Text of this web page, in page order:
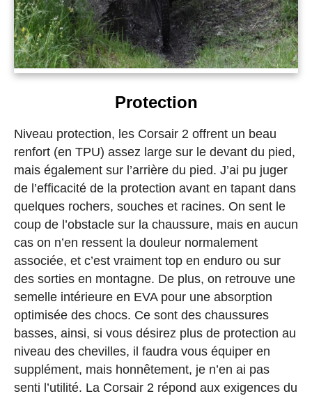
Protection
Niveau protection, les Corsair 2 offrent un beau
renfort (en TPU) assez large sur le devant du pied,
mais également sur l’arrière du pied. J’ai pu juger
de l’efficacité de la protection avant en tapant dans
quelques rochers, souches et racines. On sent le
coup de l’obstacle sur la chaussure, mais en aucun
cas on n’en ressent la douleur normalement
associée, et c’est vraiment top en enduro ou sur
des sorties en montagne. De plus, on retrouve une
semelle intérieure en EVA pour une absorption
optimisée des chocs. Ce sont des chaussures
basses, ainsi, si vous désirez plus de protection au
niveau des chevilles, il faudra vous équiper en
supplément, mais honnêtement, je n’en ai pas
senti l’utilité. La Corsair 2 répond aux exigences du